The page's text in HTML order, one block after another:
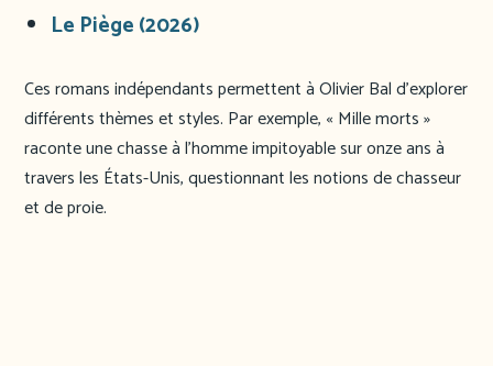
Le Piège (2026)
Ces romans indépendants permettent à Olivier Bal d’explorer
différents thèmes et styles. Par exemple, « Mille morts »
raconte une chasse à l’homme impitoyable sur onze ans à
travers les États-Unis, questionnant les notions de chasseur
et de proie.